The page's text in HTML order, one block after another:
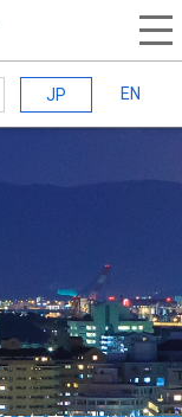
JP EN